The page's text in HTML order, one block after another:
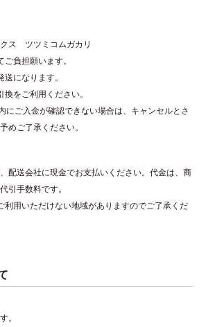
ス ツツミコムガカリ
負担願います。
になります。
をご利用ください。
にご入金が確認できない場合は、キャンセルとさ
めご了承ください。
配送会社に現金でお支払いください。代金は、商
引手数料です。
利用いただけない地域がありますのでご了承くだ
。